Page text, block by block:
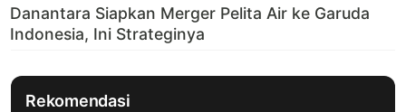
Rekomendasi